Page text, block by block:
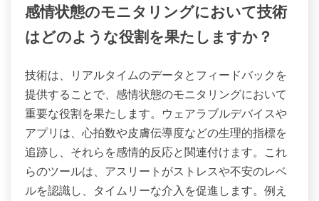
感情状態のモニタリングにおいて技術
はどのような役割を果たしますか？
技術は、リアルタイムのデータとフィードバックを
提供することで、感情状態のモニタリングにおいて
重要な役割を果たします。ウェアラブルデバイスや
アプリは、心拍数や皮膚伝導度などの生理的指標を
追跡し、それらを感情的反応と関連付けます。これ
らのツールは、アスリートがストレスや不安のレベ
ルを認識し、タイムリーな介入を促進します。例え